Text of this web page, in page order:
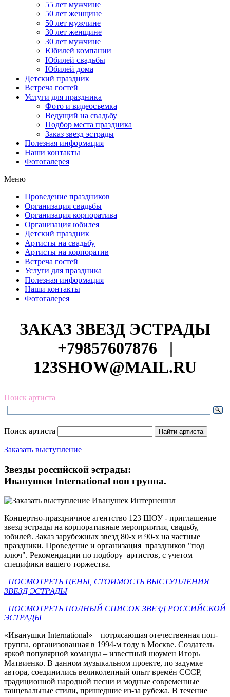
55 лет мужчине
50 лет женщине
50 лет мужчине
30 лет женщине
30 лет мужчине
Юбилей компании
Юбилей свадьбы
Юбилей дома
Детский праздник
Встреча гостей
Услуги для праздника
Фото и видеосъемка
Ведущий на свадьбу
Подбор места праздника
Заказ звезд эстрады
Полезная информация
Наши контакты
Фотогалерея
Меню
Проведение праздников
Организация свадьбы
Организация корпоратива
Организация юбилея
Детский праздник
Артисты на свадьбу
Артисты на корпоратив
Встреча гостей
Услуги для праздника
Полезная информация
Наши контакты
Фотогалерея
ЗАКАЗ ЗВЕЗД ЭСТРАДЫ
+79857607876
|
123SHOW@MAIL.RU
Поиск артиста
Поиск артиста
Заказать выступление
Звезды российской эстрады:
Иванушки International поп группа.
Концертно-праздничное агентство 123 ШОУ - приглашение
звезд эстрады на корпоративные мероприятия, свадьбу,
юбилей. Заказ зарубежных звезд 80-х и 90-х на частные
праздники. Проведение и организация праздников "под
ключ". Рекомендации по подбору артистов, с учетом
специфики вашего торжества.
ПОСМОТРЕТЬ ЦЕНЫ, СТОИМОСТЬ ВЫСТУПЛЕНИЯ
ЗВЕЗД ЭСТРАДЫ
ПОСМОТРЕТЬ ПОЛНЫЙ СПИСОК ЗВЕЗД РОССИЙСКОЙ
ЭСТРАДЫ
«Иванушки International» – потрясающая отечественная поп-
группа, организованная в 1994-м году в Москве. Создатель
яркой популярной команды – известный шоумен Игорь
Матвиенко. В данном музыкальном проекте, по задумке
автора, соединились великолепный опыт времён СССР,
традиционной народной песни и модные современные
танцевальные стили, пришедшие из-за рубежа. В течение